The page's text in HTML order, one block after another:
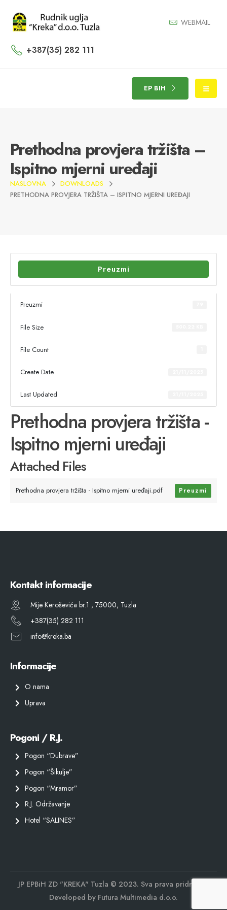
WEBMAIL
+387(35) 282 111
EP BIH
Prethodna provjera tržišta –
Ispitno mjerni uređaji
NASLOVNA
DOWNLOADS
PRETHODNA PROVJERA TRŽIŠTA – ISPITNO MJERNI UREĐAJI
Preuzmi
Preuzmi
File Size
File Count
Create Date
Last Updated
Prethodna provjera tržišta -
Ispitno mjerni uređaji
Attached Files
Prethodna provjera tržišta - Ispitno mjerni uređaji.pdf Preuzmi
Kontakt informacije
Mije Keroševića br.1 , 75000, Tuzla
+387(35) 282 111
info@kreka.ba
Informacije
O nama
Uprava
Pogoni / R.J.
Pogon “Dubrave”
Pogon “Šikulje”
Pogon “Mramor”
R.J. Održavanje
Hotel “SALINES”
JP EPBiH ZD "KREKA" Tuzla © 2023. Sva prava pridržana.
Developed by Futura Multimedia d.o.o.